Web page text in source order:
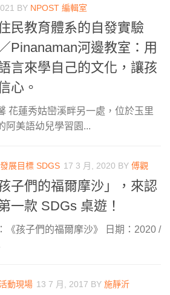
BY NPOST 編輯室
民教育體系的自發實驗
Pinanaman河邊教室：用
言來學自己的文化，讓孩
心。
花蓮秀姑巒溪畔另一處，位於玉里
阿美語幼兒學習園...
展目標 SDGS 17 3 月, 2020 BY 傅觀
子們的福爾摩沙」，來認
一款 SDGs 桌遊！
《孩子們的福爾摩沙》 日期：2020 /
動現場 13 7 月, 2017 BY 施靜沂